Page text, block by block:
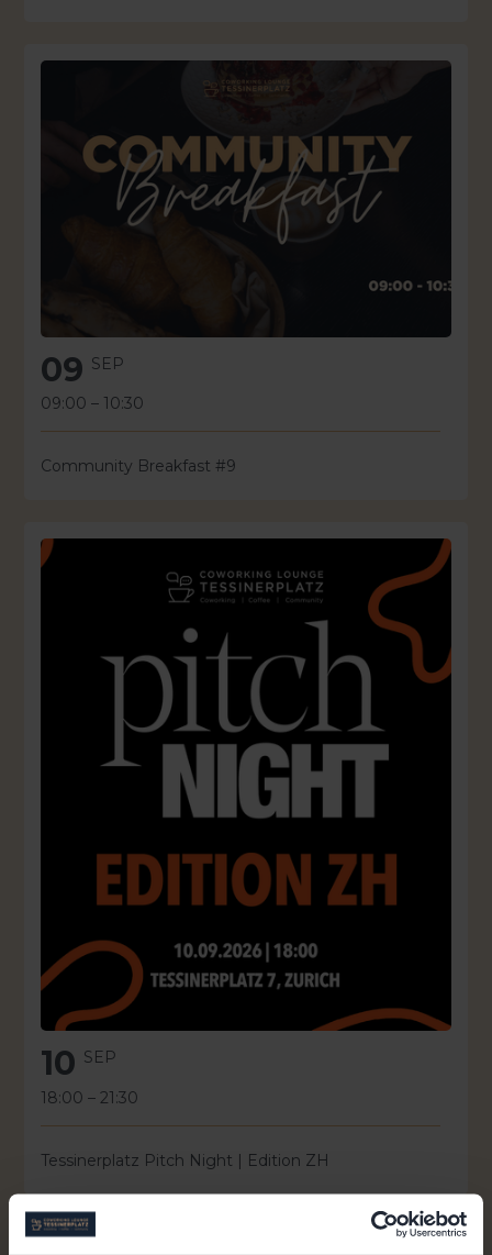
09 SEP
09:00 – 10:30
Community Breakfast #9
10 SEP
18:00 –21:30
Tessinerplatz Pitch Night | Edition ZH